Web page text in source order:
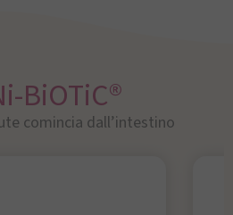
BiOTiC®
comincia dall’intestino